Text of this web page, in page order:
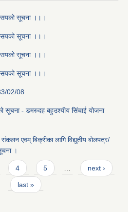
सूचना ।।।
सूचना ।।।
सूचना ।।।
सूचना ।।।
02/08
सूचना - डमरुदह बहुउश्यीय सिंचाई योजना
एवम् बिक्रीका लागि विद्युतीय बोलपत्र/
।
4 5 … next ›
last »